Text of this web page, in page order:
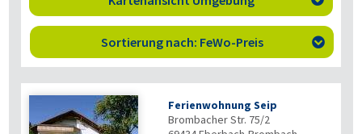
Sortierung nach: FeWo-Preis 
Ferienwohnung Seip
Brombacher Str. 75/2